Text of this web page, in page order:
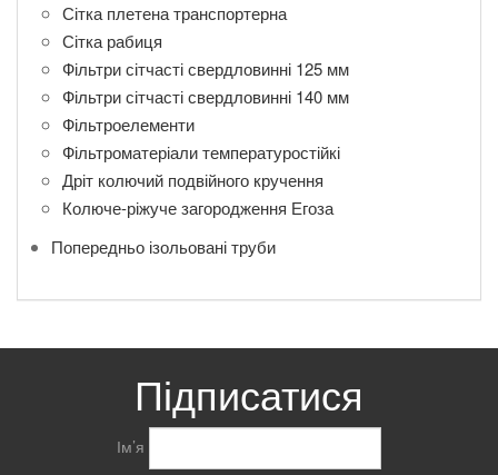
Сітка плетена транспортерна
Сітка рабиця
Фільтри сітчасті свердловинні 125 мм
Фільтри сітчасті свердловинні 140 мм
Фільтроелементи
Фільтроматеріали температуростійкі
Дріт колючий подвійного кручення
Колюче-ріжуче загородження Егоза
Попередньо ізольовані труби
Підписатися
Ім’я